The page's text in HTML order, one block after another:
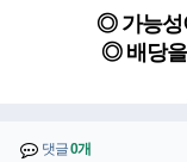
◎ 가능성
◎ 배당을
댓글0개